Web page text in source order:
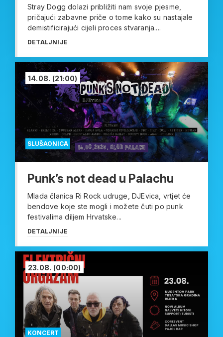
Stray Dogg dolazi približiti nam svoje pjesme,
pričajući zabavne priče o tome kako su nastajale
demistificirajući cijeli proces stvaranja....
DETALJNIJE
SLUŠAONICA
14.08. (21:00)
Punk’s not dead u Palachu
Mlada članica Ri Rock udruge, DJEvica, vrtjet će
bendove koje ste mogli i možete čuti po punk
festivalima diljem Hrvatske...
DETALJNIJE
KONCERT
23.08. (00:00)